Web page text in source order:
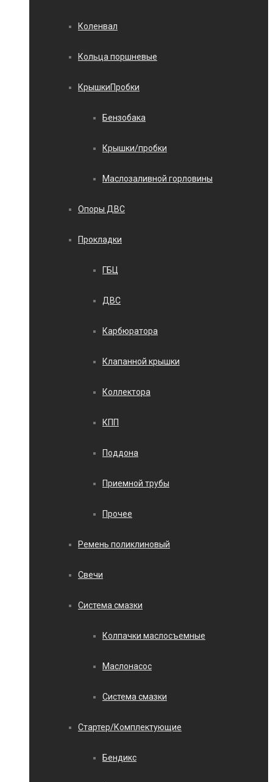
Коленвал
Кольца поршневые
КрышкиПробки
Бензобака
Крышки/пробки
Маслозаливной горловины
Опоры ДВС
Прокладки
ГБЦ
ДВС
Карбюратора
Клапанной крышки
Коллектора
КПП
Поддона
Приемной трубы
Прочее
Ремень поликлиновый
Свечи
Система смазки
Колпачки маслосъемные
Маслонасос
Система смазки
Стартер/Комплектующие
Бендикс